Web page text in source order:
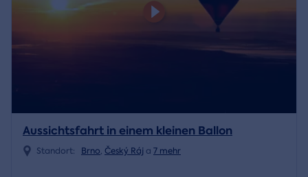
Aussichtsfahrt in einem kleinen Ballon
Standort: Brno, Český Ráj a 7 mehr